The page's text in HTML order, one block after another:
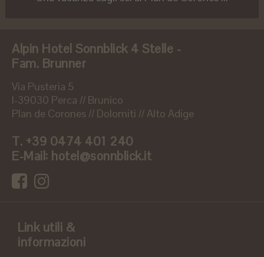
Alpin Hotel Sonnblick 4 Stelle -
Fam. Brunner
Via Pusteria 5
I-39030 Perca // Brunico
Plan de Corones // Dolomiti // Alto Adige
T. +39 0474 401 240
E-Mail: hotel@sonnblick.it
Link utili &
informazioni